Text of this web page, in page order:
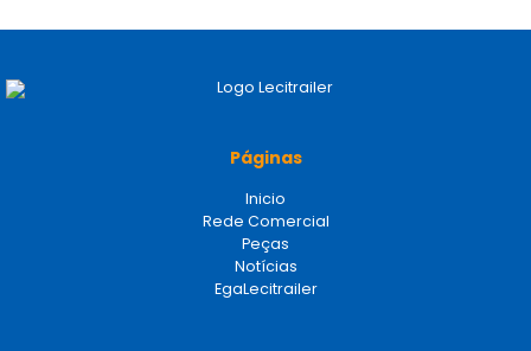
Páginas
Inicio
Rede Comercial
Peças
Notícias
EgaLecitrailer